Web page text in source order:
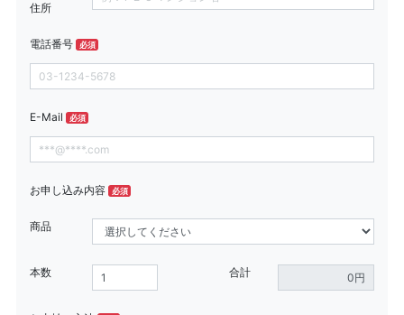
住所
電話番号 必須
E-Mail 必須
お申し込み内容 必須
商品
本数 合計